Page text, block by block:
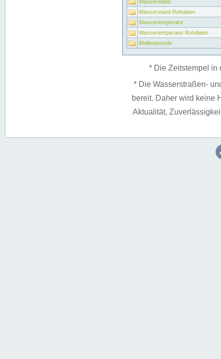
Wasserstand
Wasserstand Rohdaten
Wassertemperatur
Wassertemperatur Rohdaten
Wellenperiode
* Die Zeitstempel in
* Die Wasserstraßen-
bereit. Daher wird keine
Aktualität,